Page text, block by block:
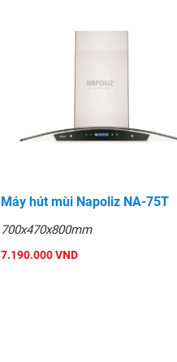
Máy hút mùi Napoliz NA-75T
700x470x800mm
7.190.000 VND